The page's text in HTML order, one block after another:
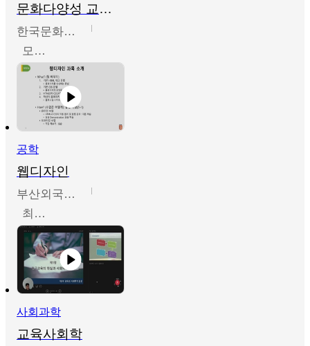
문화다양성 교육의 이해
한국문화예술교육진흥원
모경환,성상환,정문성
공학
웹디자인
부산외국어대학교
최진오
사회과학
교육사회학